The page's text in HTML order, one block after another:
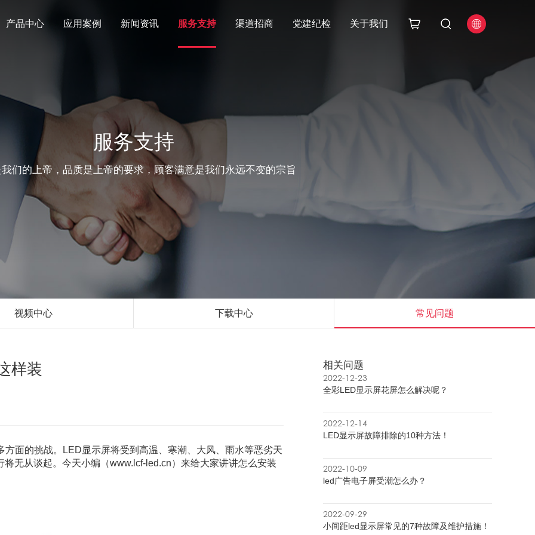
产品中心 应用案例 新闻资讯 服务支持 渠道招商 党建纪检 关于我们
服务支持
们的上帝，品质是上帝的要求，顾客满意是我们永远不变的宗旨
视频中心 下载中心 常见问题
样装
面的挑战。LED显示屏将受到高温、寒潮、大风、雨水等恶劣天
无从谈起。今天小编（www.lcf-led.cn）来给大家讲讲怎么安装
相关问题
2022-12-23
全彩LED显示屏花屏怎么解决呢？
2022-12-14
LED显示屏故障排除的10种方法！
2022-10-09
led广告电子屏受潮怎么办？
2022-09-29
小间距led显示屏常见的7种故障及维护措施！